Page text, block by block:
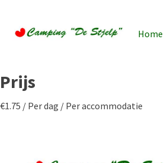
Home
Prijs
€1.75 / Per dag / Per accommodatie